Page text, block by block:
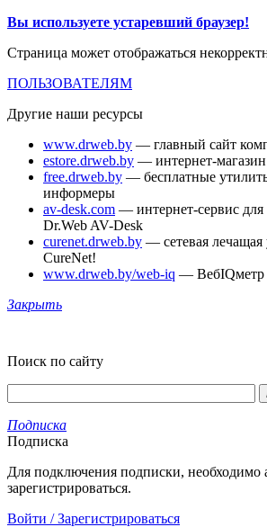
Вы используете устаревший браузер!
Страница может отображаться
ПОЛЬЗОВАТЕЛЯМ
Другие наши ресурсы
www.drweb.by — главный сайт
estore.drweb.by — интернет-
free.drweb.by — бесплатные
информеры
av-desk.com — интернет-сервис для
Dr.Web AV-Desk
curenet.drweb.by — сетевая лечащая
CureNet!
www.drweb.by/web-iq — ВебIQметр
Закрыть
Поиск по сайту
Подписка
Подписка
Для подключения подписки, необходимо
зарегистрироваться.
Войти / Зарегистрироваться